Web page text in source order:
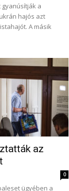
gyanúsítják a
hajós azt
A másik
az
0
ügyében a